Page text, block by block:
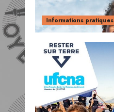
Informations pratiques